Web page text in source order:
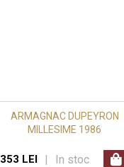
ARMAGNAC DUPEYRON
MILLESIME 1986
353 LEI | In stoc